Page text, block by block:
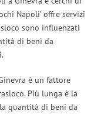
Napoli’ offre servizi
sono influenzati
di beni da
è un fattore
Più lunga è la
quantità di beni da